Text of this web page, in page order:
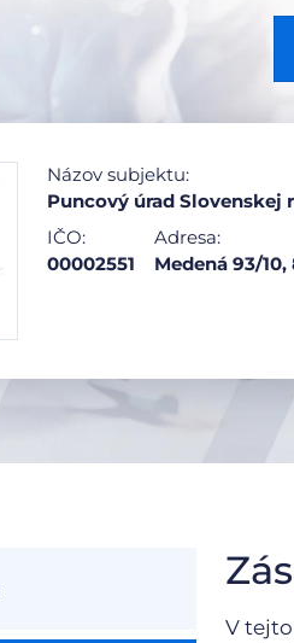
Názov subjektu:
Puncový úrad Slovenskej
IČO:
00002551
Adresa:
Medená 93/
V